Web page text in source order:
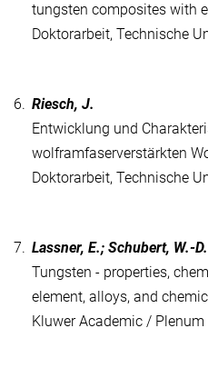
tungsten composites with
Doktorarbeit, Technische
6. Riesch, J.
Entwicklung und
wolframfaserverstärkten
Doktorarbeit, Technische
7. Lassner, E.; Schubert, W.-D.
Tungsten - properties,
element, alloys, and
Kluwer Academic /